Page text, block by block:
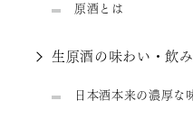
原酒とは
生原酒の味わい・飲
日本酒本来の濃厚な